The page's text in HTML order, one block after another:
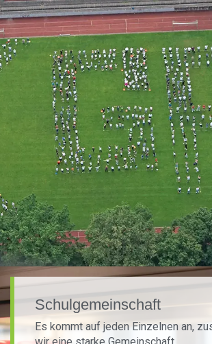
Schulgemeinschaft
Es kommt auf jeden Einzelnen an,